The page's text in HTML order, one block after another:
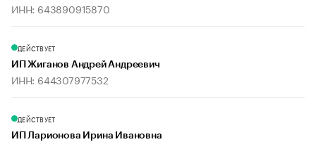
ИНН: 643890915870
ДЕЙСТВУЕТ
ИП Жиганов Андрей Андреевич
ИНН: 644307977532
ДЕЙСТВУЕТ
ИП Ларионова Ирина Ивановна